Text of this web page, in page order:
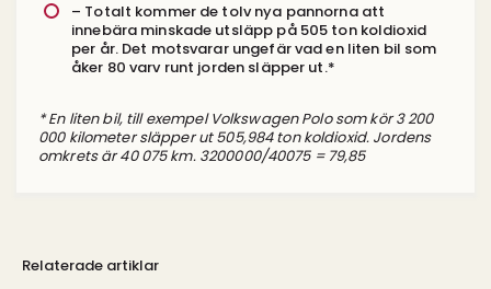
– Totalt kommer de tolv nya pannorna att
innebära minskade utsläpp på 505 ton koldioxid
per år. Det motsvarar ungefär vad en liten bil som
åker 80 varv runt jorden släpper ut.*
* En liten bil, till exempel Volkswagen Polo som kör 3 200
000 kilometer släpper ut 505,984 ton koldioxid. Jordens
omkrets är 40 075 km. 3200000/40075 = 79,85
Relaterade artiklar